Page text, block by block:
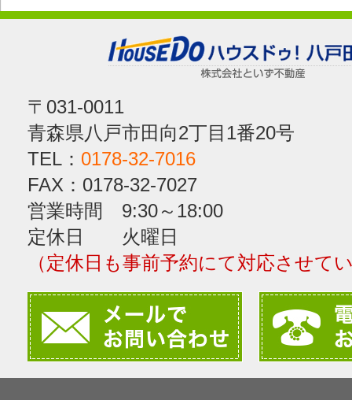
〒031-0011
青森県八戸市田向2丁目1番20号
TEL： 0178-32-7016
FAX：0178-32-7027
営業時間 9:30～18:00
定休日 火曜日
（定休日も事前予約にて対応させて